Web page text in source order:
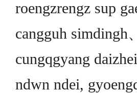
roengzrengz sup
cangguh simdingh
cungqgyang
ndwn ndei,